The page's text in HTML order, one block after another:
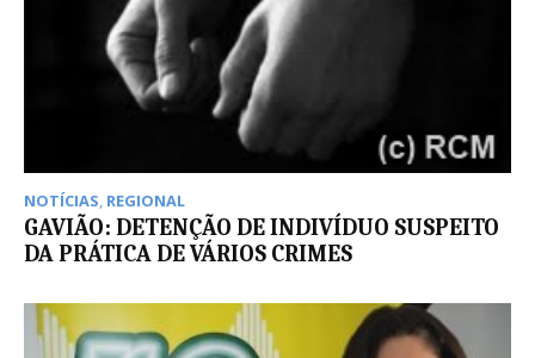
NOTÍCIAS, REGIONAL
GAVIÃO: DETENÇÃO DE INDIVÍDUO SUSPEITO
DA PRÁTICA DE VÁRIOS CRIMES